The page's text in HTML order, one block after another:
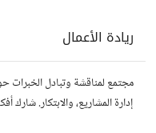
ريادة الأعمال
مجتمع لمناقشة وتبادل الخبرات
إدارة المشاريع، والابتكار.